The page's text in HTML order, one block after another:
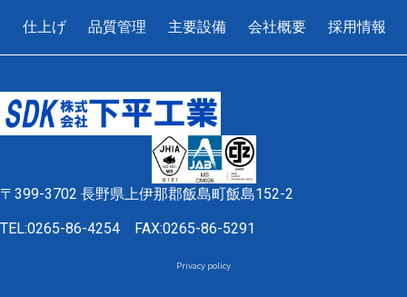
仕上げ 品質管理 主要設備 会社概要 採用情報
〒399-3702 長野県上伊那郡飯島町飯島152-2
TEL:0265-86-4254 FAX:0265-86-5291
Privacy policy